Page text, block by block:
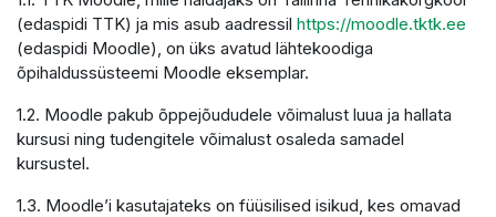
(edaspidi TTK) ja mis asub aadressil https://moodle.tktk.ee
(edaspidi Moodle), on üks avatud lähtekoodiga
õpihaldussüsteemi Moodle eksemplar.
1.2. Moodle pakub õppejõududele võimalust luua ja hallata
kursusi ning tudengitele võimalust osaleda samadel
kursustel.
1.3. Moodle’i kasutajateks on füüsilised isikud, kes omavad